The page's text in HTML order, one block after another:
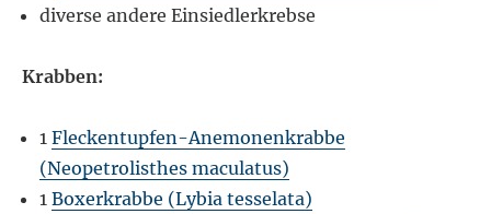
diverse andere Einsiedlerkrebse
Krabben:
1Fleckentupfen-Anemonenkrabbe
(Neopetrolisthes maculatus)
1Boxerkrabbe (Lybia tesselata)